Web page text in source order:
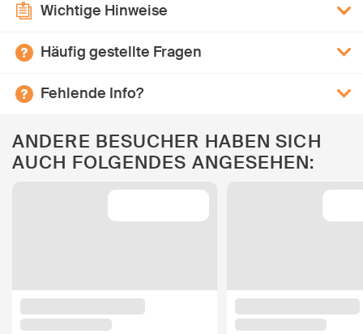
Wichtige Hinweise
Häufig gestellte Fragen
Fehlende Info?
ANDERE BESUCHER HABEN SICH
AUCH FOLGENDES ANGESEHEN: